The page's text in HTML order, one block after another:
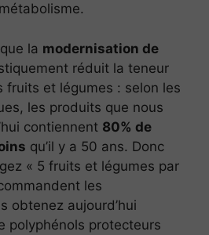
la modernisation de
réduit la teneur
fruits et légumes : selon les
les produits que nous
contiennent 80% de
qu’il y a 50 ans. Donc
« 5 fruits et légumes par
les
obtenez aujourd’hui
polyphénols protecteurs